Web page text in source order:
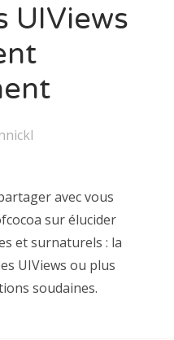
UIViews
avec vous
sur élucider
et surnaturels : la
UIViews ou plus
soudaines.